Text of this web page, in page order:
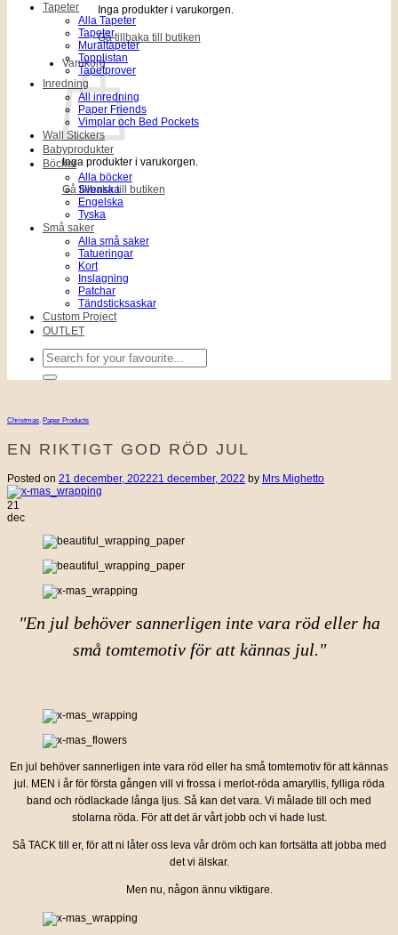
Inga produkter i varukorgen.
Gå tillbaka till butiken
Varukorg
Inga produkter i varukorgen.
Gå tillbaka till butiken
Tapeter
Alla Tapeter
Tapeter
Muraltapeter
Topplistan
Tapetprover
Inredning
All inredning
Paper Friends
Vimplar och Bed Pockets
Wall Stickers
Babyprodukter
Böcker
Alla böcker
Svenska
Engelska
Tyska
Små saker
Alla små saker
Tatueringar
Kort
Inslagning
Patchar
Tändsticksaskar
Custom Project
OUTLET
Sök
efter:
Christmas Paper Products
EN RIKTIGT GOD RÖD JUL
Posted on 21 december, 202221 december, 2022 by Mrs Mighetto
21
dec
"En jul behöver sannerligen inte vara röd eller ha
små tomtemotiv för att kännas jul."
En jul behöver sannerligen inte vara röd eller ha små tomtemotiv för att kännas
jul. MEN i år för första gången vill vi frossa i merlot-röda amaryllis, fylliga röda
band och rödlackade långa ljus. Så kan det vara. Vi målade till och med
stolarna röda. För att det är vårt jobb och vi hade lust.
Så TACK till er, för att ni låter oss leva vår dröm och kan fortsätta att jobba med
det vi älskar.
Men nu, någon ännu viktigare.